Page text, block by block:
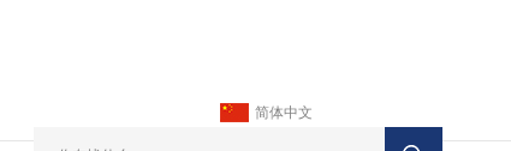
简体中文